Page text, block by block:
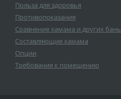
Польза для здоровья
Противопоказания
Сравнение хамама и других бань
Составляющие хамама
Опции
Требования к помещению